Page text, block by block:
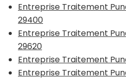
Entreprise Traitement
29400
Entreprise Traitement
29620
Entreprise Traitement
Entreprise Traitement